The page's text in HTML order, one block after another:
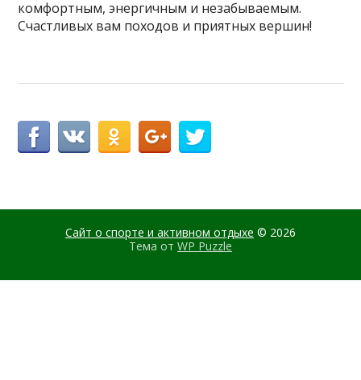
комфортным, энергичным и незабываемым.
Счастливых вам походов и приятных вершин!
Сайт о спорте и активном отдыхе © 2026
Тема от WP Puzzle